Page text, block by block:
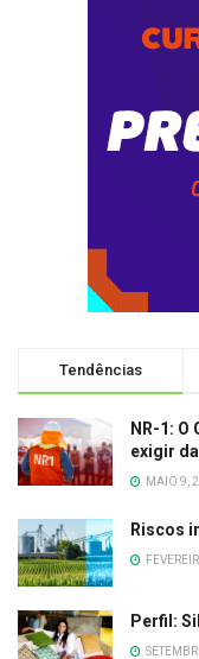
Tendências
NR-1:
exigir
MAIO 9,
Riscos
Perfil: